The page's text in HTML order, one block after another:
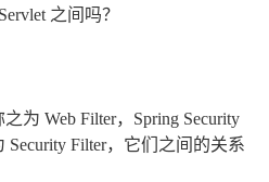
之间吗？
为 Web Filter，Spring Security
Security Filter，它们之间的关系